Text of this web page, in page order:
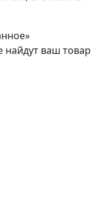
найдут ваш товар